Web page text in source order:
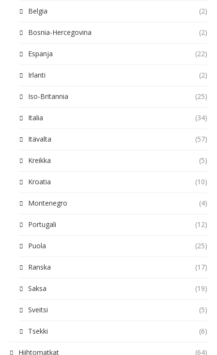
Belgia (2)
Bosnia-Hercegovina (2)
Espanja (22)
Irlanti (2)
Iso-Britannia (25)
Italia (34)
Itävalta (57)
Kreikka (5)
Kroatia (10)
Montenegro (4)
Portugali (12)
Puola (25)
Ranska (17)
Saksa (19)
Sveitsi (5)
Tsekki (6)
Hiihtomatkat (64)